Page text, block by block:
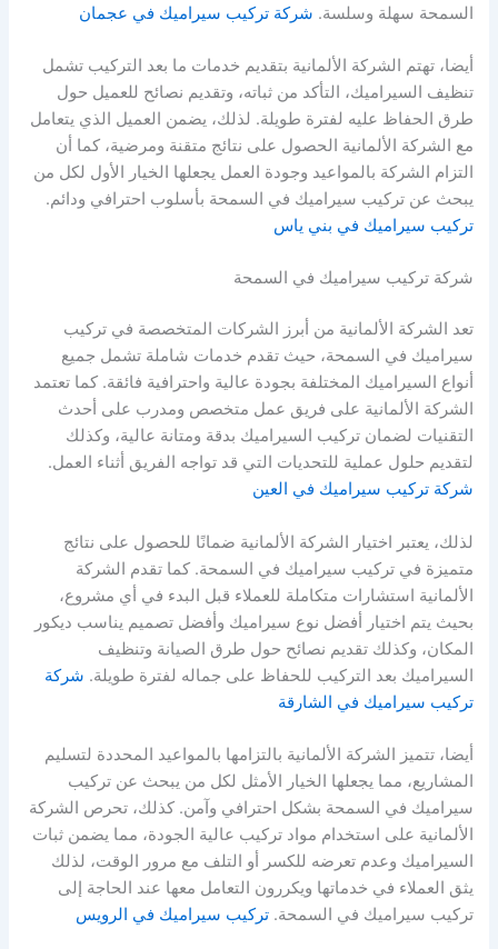
السمحة سهلة وسلسة. شركة تركيب سيراميك في عجمان
أيضا، تهتم الشركة الألمانية بتقديم خدمات ما بعد التركيب تشمل
تنظيف السيراميك، التأكد من ثباته، وتقديم نصائح للعميل حول
طرق الحفاظ عليه لفترة طويلة. لذلك، يضمن العميل الذي يتعامل
مع الشركة الألمانية الحصول على نتائج متقنة ومرضية، كما أن
التزام الشركة بالمواعيد وجودة العمل يجعلها الخيار الأول لكل من
يبحث عن تركيب سيراميك في السمحة بأسلوب احترافي ودائم.
تركيب سيراميك في بني ياس
شركة تركيب سيراميك في السمحة
تعد الشركة الألمانية من أبرز الشركات المتخصصة في تركيب
سيراميك في السمحة، حيث تقدم خدمات شاملة تشمل جميع
أنواع السيراميك المختلفة بجودة عالية واحترافية فائقة. كما تعتمد
الشركة الألمانية على فريق عمل متخصص ومدرب على أحدث
التقنيات لضمان تركيب السيراميك بدقة ومتانة عالية، وكذلك
لتقديم حلول عملية للتحديات التي قد تواجه الفريق أثناء العمل.
شركة تركيب سيراميك في العين
لذلك، يعتبر اختيار الشركة الألمانية ضمانًا للحصول على نتائج
متميزة في تركيب سيراميك في السمحة. كما تقدم الشركة
الألمانية استشارات متكاملة للعملاء قبل البدء في أي مشروع،
بحيث يتم اختيار أفضل نوع سيراميك وأفضل تصميم يناسب ديكور
المكان، وكذلك تقديم نصائح حول طرق الصيانة وتنظيف
السيراميك بعد التركيب للحفاظ على جماله لفترة طويلة. شركة
تركيب سيراميك في الشارقة
أيضا، تتميز الشركة الألمانية بالتزامها بالمواعيد المحددة لتسليم
المشاريع، مما يجعلها الخيار الأمثل لكل من يبحث عن تركيب
سيراميك في السمحة بشكل احترافي وآمن. كذلك، تحرص الشركة
الألمانية على استخدام مواد تركيب عالية الجودة، مما يضمن ثبات
السيراميك وعدم تعرضه للكسر أو التلف مع مرور الوقت، لذلك
يثق العملاء في خدماتها ويكررون التعامل معها عند الحاجة إلى
تركيب سيراميك في السمحة.تركيب سيراميك في الرويس